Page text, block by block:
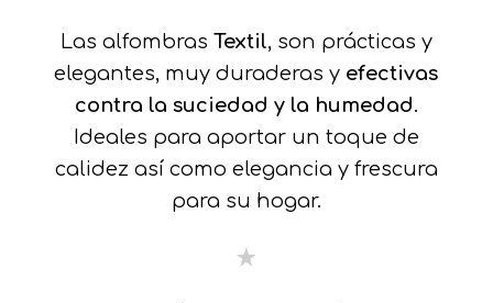
Las alfombras Textil, son prácticas y
elegantes, muy duraderas y efectivas
contra la suciedad y la humedad.
Ideales para aportar un toque de
calidez así como elegancia y frescura
para su hogar.